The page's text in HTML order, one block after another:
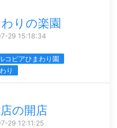
りの楽園
29 15:18:34
コピアひまわり園
り
の開店
29 12:11:25